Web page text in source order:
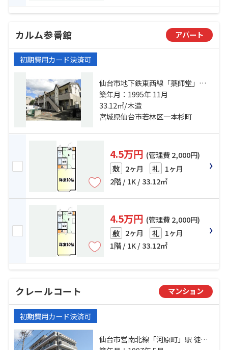
カルム参番館 アパート
初期費用カード決済可
仙台市地下鉄東西線「薬師堂」
駅 徒歩7分 仙石線「宮城野原」
駅 徒歩29分 仙台市営南北線「河原
町」駅 徒歩30分
築年月：1995年 11月
33.12㎡/木造
宮城県仙台市若林区一本杉町
4.5万円 (管理費 2,000円)
敷 2ヶ月 礼 1ヶ月
2階 / 1K / 33.12㎡
4.5万円 (管理費 2,000円)
敷 2ヶ月 礼 1ヶ月
1階 / 1K / 33.12㎡
クレールコート マンション
初期費用カード決済可
仙台市営南北線「河原町」駅 徒歩